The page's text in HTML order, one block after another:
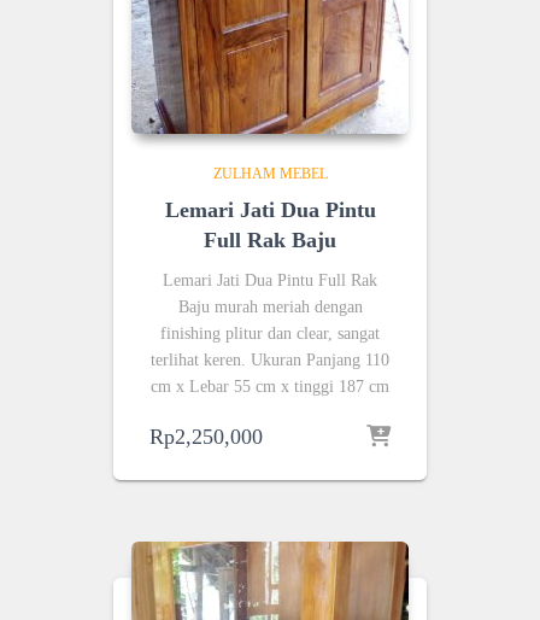
ZULHAM MEBEL
Lemari Jati Dua Pintu
Full Rak Baju
Lemari Jati Dua Pintu Full Rak
Baju murah meriah dengan
finishing plitur dan clear, sangat
terlihat keren. Ukuran Panjang 110
cm x Lebar 55 cm x tinggi 187 cm
Rp2,250,000